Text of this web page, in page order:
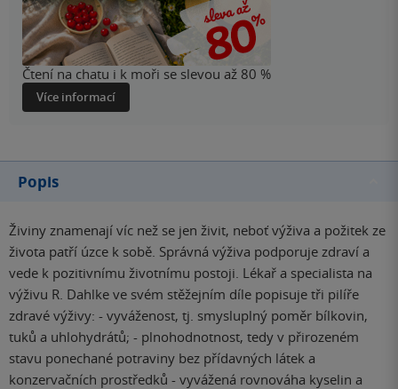
Čtení na chatu i k moři se slevou až 80 %
Více informací
Popis
Živiny znamenají víc než se jen živit, neboť výživa a požitek ze
života patří úzce k sobě. Správná výživa podporuje zdraví a
vede k pozitivnímu životnímu postoji. Lékař a specialista na
výživu R. Dahlke ve svém stěžejním díle popisuje tři pilíře
zdravé výživy: - vyváženost, tj. smysluplný poměr bílkovin,
tuků a uhlohydrátů; - plnohodnotnost, tedy v přirozeném
stavu ponechané potraviny bez přídavných látek a
konzervačních prostředků - vyvážená rovnováha kyselin a